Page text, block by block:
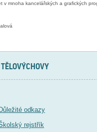
v mnoha kancelářských a grafických
Důležité odkazy
rejstřík